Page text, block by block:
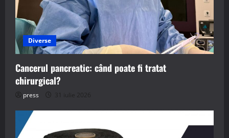
Diverse
Cancerul pancreatic: când poate fi tratat
chirurgical?
press 31 iulie 2026